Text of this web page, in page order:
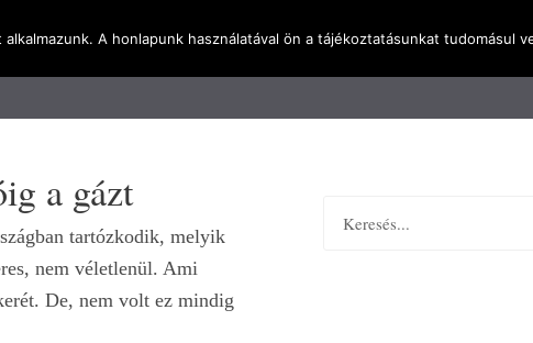
a gázt
tartózkodik, melyik
nem véletlenül. Ami
De, nem volt ez mindig
A honlapunk használatával ön a tájékoztatásunkat tudomásul